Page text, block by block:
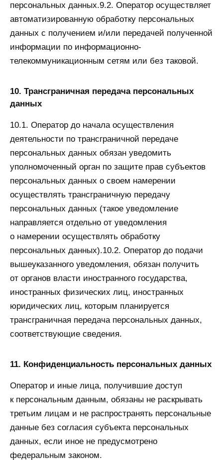
персональных данных.9.2. Оператор осуществляет
автоматизированную обработку персональных
данных с получением и/или передачей полученной
информации по информационно-
телекоммуникационным сетям или без таковой.
10. Трансграничная передача персональных
данных
10.1. Оператор до начала осуществления
деятельности по трансграничной передаче
персональных данных обязан уведомить
уполномоченный орган по защите прав субъектов
персональных данных о своем намерении
осуществлять трансграничную передачу
персональных данных (такое уведомление
направляется отдельно от уведомления
о намерении осуществлять обработку
персональных данных).10.2. Оператор до подачи
вышеуказанного уведомления, обязан получить
от органов власти иностранного государства,
иностранных физических лиц, иностранных
юридических лиц, которым планируется
трансграничная передача персональных данных,
соответствующие сведения.
11. Конфиденциальность персональных данных
Оператор и иные лица, получившие доступ
к персональным данным, обязаны не раскрывать
третьим лицам и не распространять персональные
данные без согласия субъекта персональных
данных, если иное не предусмотрено
федеральным законом.